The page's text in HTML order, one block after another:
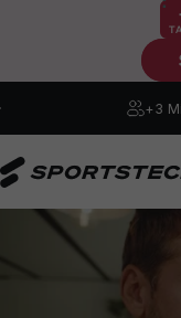
+3
Sportstech